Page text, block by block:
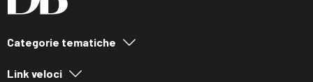
Categorie tematiche
Link veloci